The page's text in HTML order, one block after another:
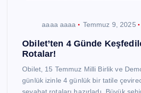
aaaa aaaa Temmuz 9, 2025
Obilet’ten 4 Günde
Rotalar!
Obilet, 15 Temmuz Milli Birlik ve
günlük izinle 4 günlük bir tatile